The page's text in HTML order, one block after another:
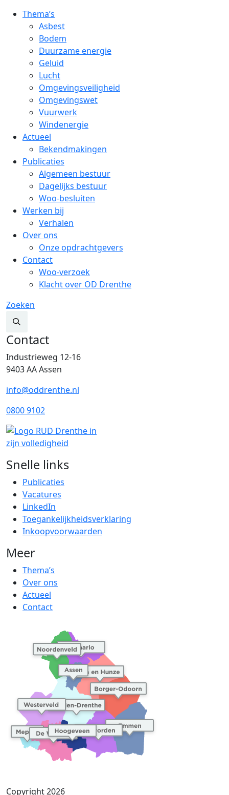
Thema’s
Asbest
Bodem
Duurzame energie
Geluid
Lucht
Omgevingsveiligheid
Omgevingswet
Vuurwerk
Windenergie
Actueel
Bekendmakingen
Publicaties
Algemeen bestuur
Dagelijks bestuur
Woo-besluiten
Werken bij
Verhalen
Over ons
Onze opdrachtgevers
Contact
Woo-verzoek
Klacht over OD Drenthe
Zoeken
Contact
Industrieweg 12-16
9403 AA Assen
info@oddrenthe.nl
0800 9102
Snelle links
Publicaties
Vacatures
LinkedIn
Toegankelijkheidsverklaring
Inkoopvoorwaarden
Meer
Thema’s
Over ons
Actueel
Contact
Copyright 2026